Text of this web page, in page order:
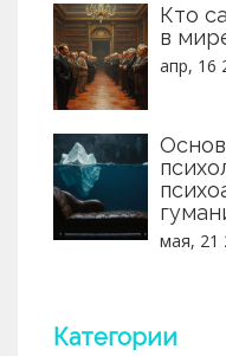
Кто
в
апр, 16
мая, 21
Категории